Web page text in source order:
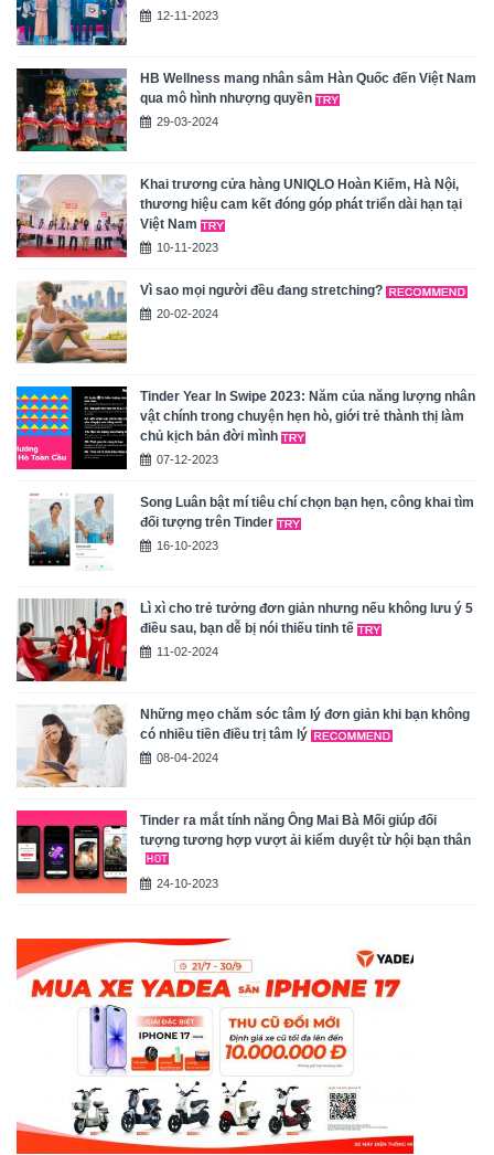
12-11-2023
HB Wellness mang nhân sâm Hàn Quốc đến Việt Nam
qua mô hình nhượng quyền
29-03-2024
Khai trương cửa hàng UNIQLO Hoàn Kiếm, Hà Nội,
thương hiệu cam kết đóng góp phát triển dài hạn tại
Việt Nam
10-11-2023
Vì sao mọi người đều đang stretching?
20-02-2024
Tinder Year In Swipe 2023: Năm của năng lượng nhân
vật chính trong chuyện hẹn hò, giới trẻ thành thị làm
chủ kịch bản đời mình
07-12-2023
Song Luân bật mí tiêu chí chọn bạn hẹn, công khai tìm
đối tượng trên Tinder
16-10-2023
Lì xì cho trẻ tưởng đơn giản nhưng nếu không lưu ý 5
điều sau, bạn dễ bị nói thiếu tinh tế
11-02-2024
Những mẹo chăm sóc tâm lý đơn giản khi bạn không
có nhiều tiền điều trị tâm lý
08-04-2024
Tinder ra mắt tính năng Ông Mai Bà Mối giúp đối
tượng tương hợp vượt ải kiểm duyệt từ hội bạn thân
24-10-2023